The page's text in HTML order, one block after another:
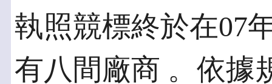
執照競標終於在07
有八間廠商 。依據